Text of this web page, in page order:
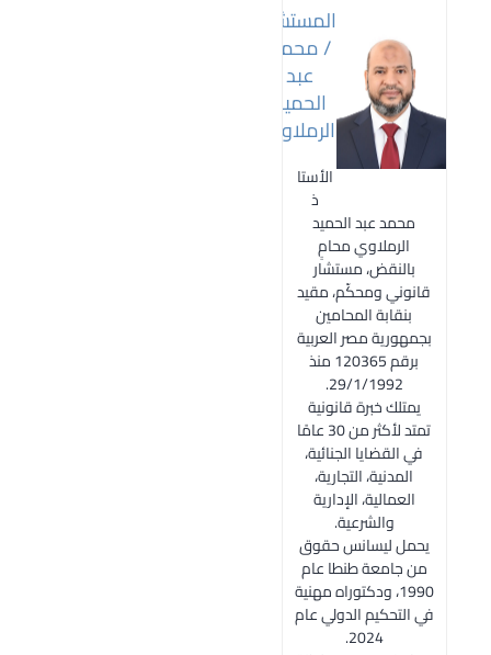
المستشار
/ محمد
عبد
الحميد
الرملاوي
الأستا
ذ
محمد عبد الحميد
الرملاوي محامٍ
بالنقض، مستشار
قانوني ومحكّم، مقيد
بنقابة المحامين
بجمهورية مصر العربية
برقم 120365 منذ
29/1/1992.
يمتلك خبرة قانونية
تمتد لأكثر من 30 عامًا
في القضايا الجنائية،
المدنية، التجارية،
العمالية، الإدارية
والشرعية.
يحمل ليسانس حقوق
من جامعة طنطا عام
1990، ودكتوراه مهنية
في التحكيم الدولي عام
2024.